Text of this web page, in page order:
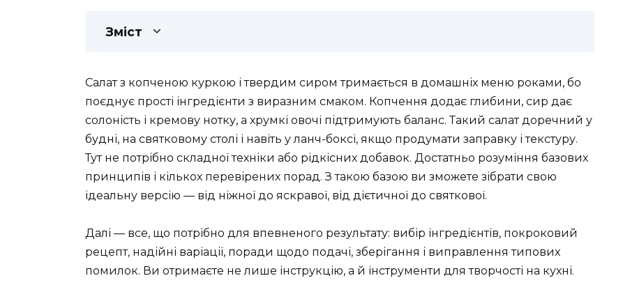
Зміст
Салат з копченою куркою і твердим сиром тримається в домашніх меню роками, бо
поєднує прості інгредієнти з виразним смаком. Копчення додає глибини, сир дає
солоність і кремову нотку, а хрумкі овочі підтримують баланс. Такий салат доречний у
будні, на святковому столі і навіть у ланч-боксі, якщо продумати заправку і текстуру.
Тут не потрібно складної техніки або рідкісних добавок. Достатньо розуміння базових
принципів і кількох перевірених порад. З такою базою ви зможете зібрати свою
ідеальну версію — від ніжної до яскравої, від дієтичної до святкової.
Далі — все, що потрібно для впевненого результату: вибір інгредієнтів, покроковий
рецепт, надійні варіації, поради щодо подачі, зберігання і виправлення типових
помилок. Ви отримаєте не лише інструкцію, а й інструменти для творчості на кухні.